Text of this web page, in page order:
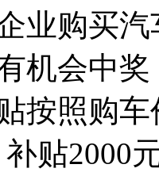
业购买
机会中
按照购
贴2000